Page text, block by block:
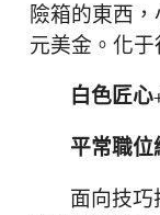
險箱的東西
元美金。化于
白色匠
平常職位
面向技